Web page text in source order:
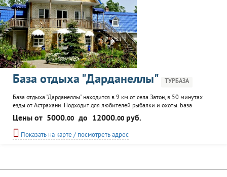
База отдыха "Дарданеллы" ТУРБАЗА
База отдыха "Дарданеллы" находится в 9 км от села Затон, в 50 минутах
езды от Астрахани. Подходит для любителей рыбалки и охоты. База
работает круглый год. Посетители могут воспользоваться услугами
ресторана, бильярда, бани, экскурсионного обслуживания. Гости могут
разместиться в 3-х этажной гостинице или в коттедже.
Цены от 5000.00 до 12000.00 руб.
Показать на карте / посмотреть адрес